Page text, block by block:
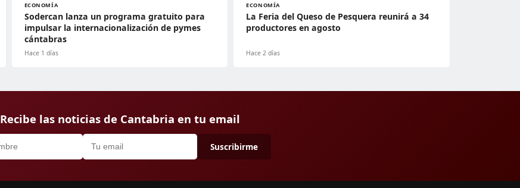
ECONOMÍA
Sodercan lanza un programa gratuito para
impulsar la internacionalización de pymes
cántabras
Hace 1 días
ECONOMÍA
La Feria del Queso de Pesquera reunirá a 34
productores en agosto
Hace 2 días
Recibe las noticias de Cantabria en tu email
Suscribirme